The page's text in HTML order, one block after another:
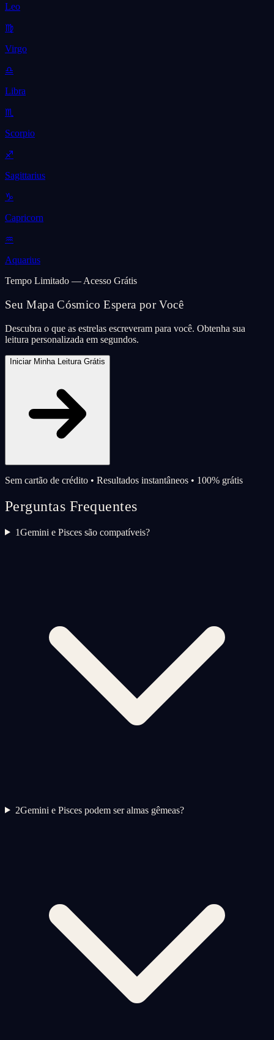
Leo
♍
Virgo
♎
Libra
♏
Scorpio
♐
Sagittarius
♑
Capricorn
♒
Aquarius
Tempo Limitado — Acesso Grátis
Seu Mapa Cósmico Espera por Você
Descubra o que as estrelas escreveram para você. Obtenha sua
leitura personalizada em segundos.
Iniciar Minha Leitura Grátis
Sem cartão de crédito • Resultados instantâneos • 100% grátis
Perguntas Frequentes
1Gemini e Pisces são compatíveis?
2Gemini e Pisces podem ser almas gêmeas?